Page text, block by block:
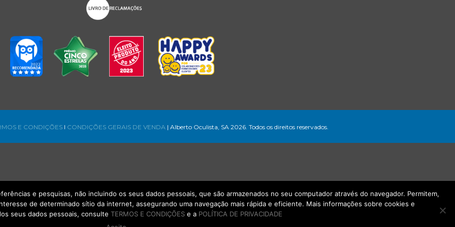
E CONDIÇÕES l CONDIÇÕES GERAIS DE VENDA | Alberto Oculista, SA 2026. Todos os direitos reservados.
e pesquisas, não incluindo os seus dados pessoais, que são armazenados no seu computador através do navegador. Permitem,
de determinado sítio da internet, assegurando uma navegação mais rápida e eficiente. Mais informações sobre cookies e
seus dados pessoais, consulte TERMOS E CONDIÇÕESe a POLÍTICA DE PRIVACIDADE